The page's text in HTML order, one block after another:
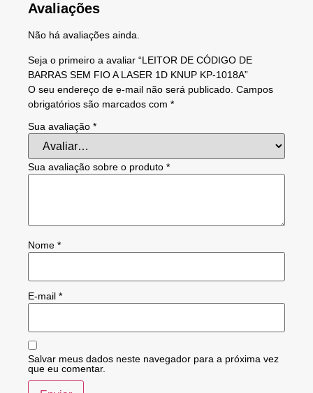
Avaliações
Não há avaliações ainda.
Seja o primeiro a avaliar “LEITOR DE CÓDIGO DE
BARRAS SEM FIO A LASER 1D KNUP KP-1018A”
O seu endereço de e-mail não será publicado. Campos
obrigatórios são marcados com *
Sua avaliação *
Sua avaliação sobre o produto *
Nome *
E-mail *
Salvar meus dados neste navegador para a próxima vez
que eu comentar.